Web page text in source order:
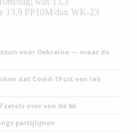
voor Oekraïne — maar de
dat Covid-19 uit een lab
over van de 66
partijlijnen